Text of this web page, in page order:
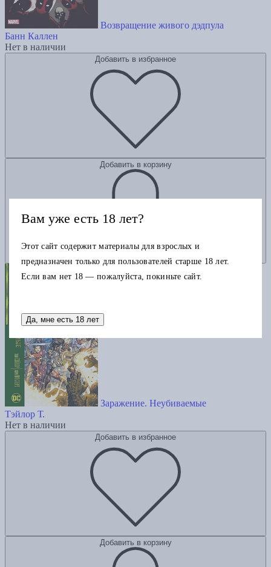
Возвращение живого дэдпула
Банн Каллен
Нет в наличии
Добавить в избранное
Добавить в корзину
Заражение. Неубиваемые
Тэйлор Т.
Нет в наличии
Добавить в избранное
Добавить в корзину
Вам уже есть 18 лет?
Этот сайт содержит материалы для взрослых и
предназначен только для пользователей старше 18 лет.
Если вам нет 18 — пожалуйста, покиньте сайт.
Да, мне есть 18 лет